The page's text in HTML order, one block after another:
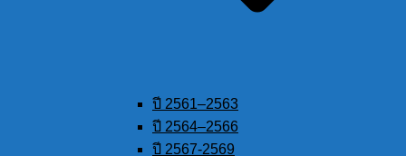
ปี 2561–2563
ปี 2564–2566
ปี 2567-2569